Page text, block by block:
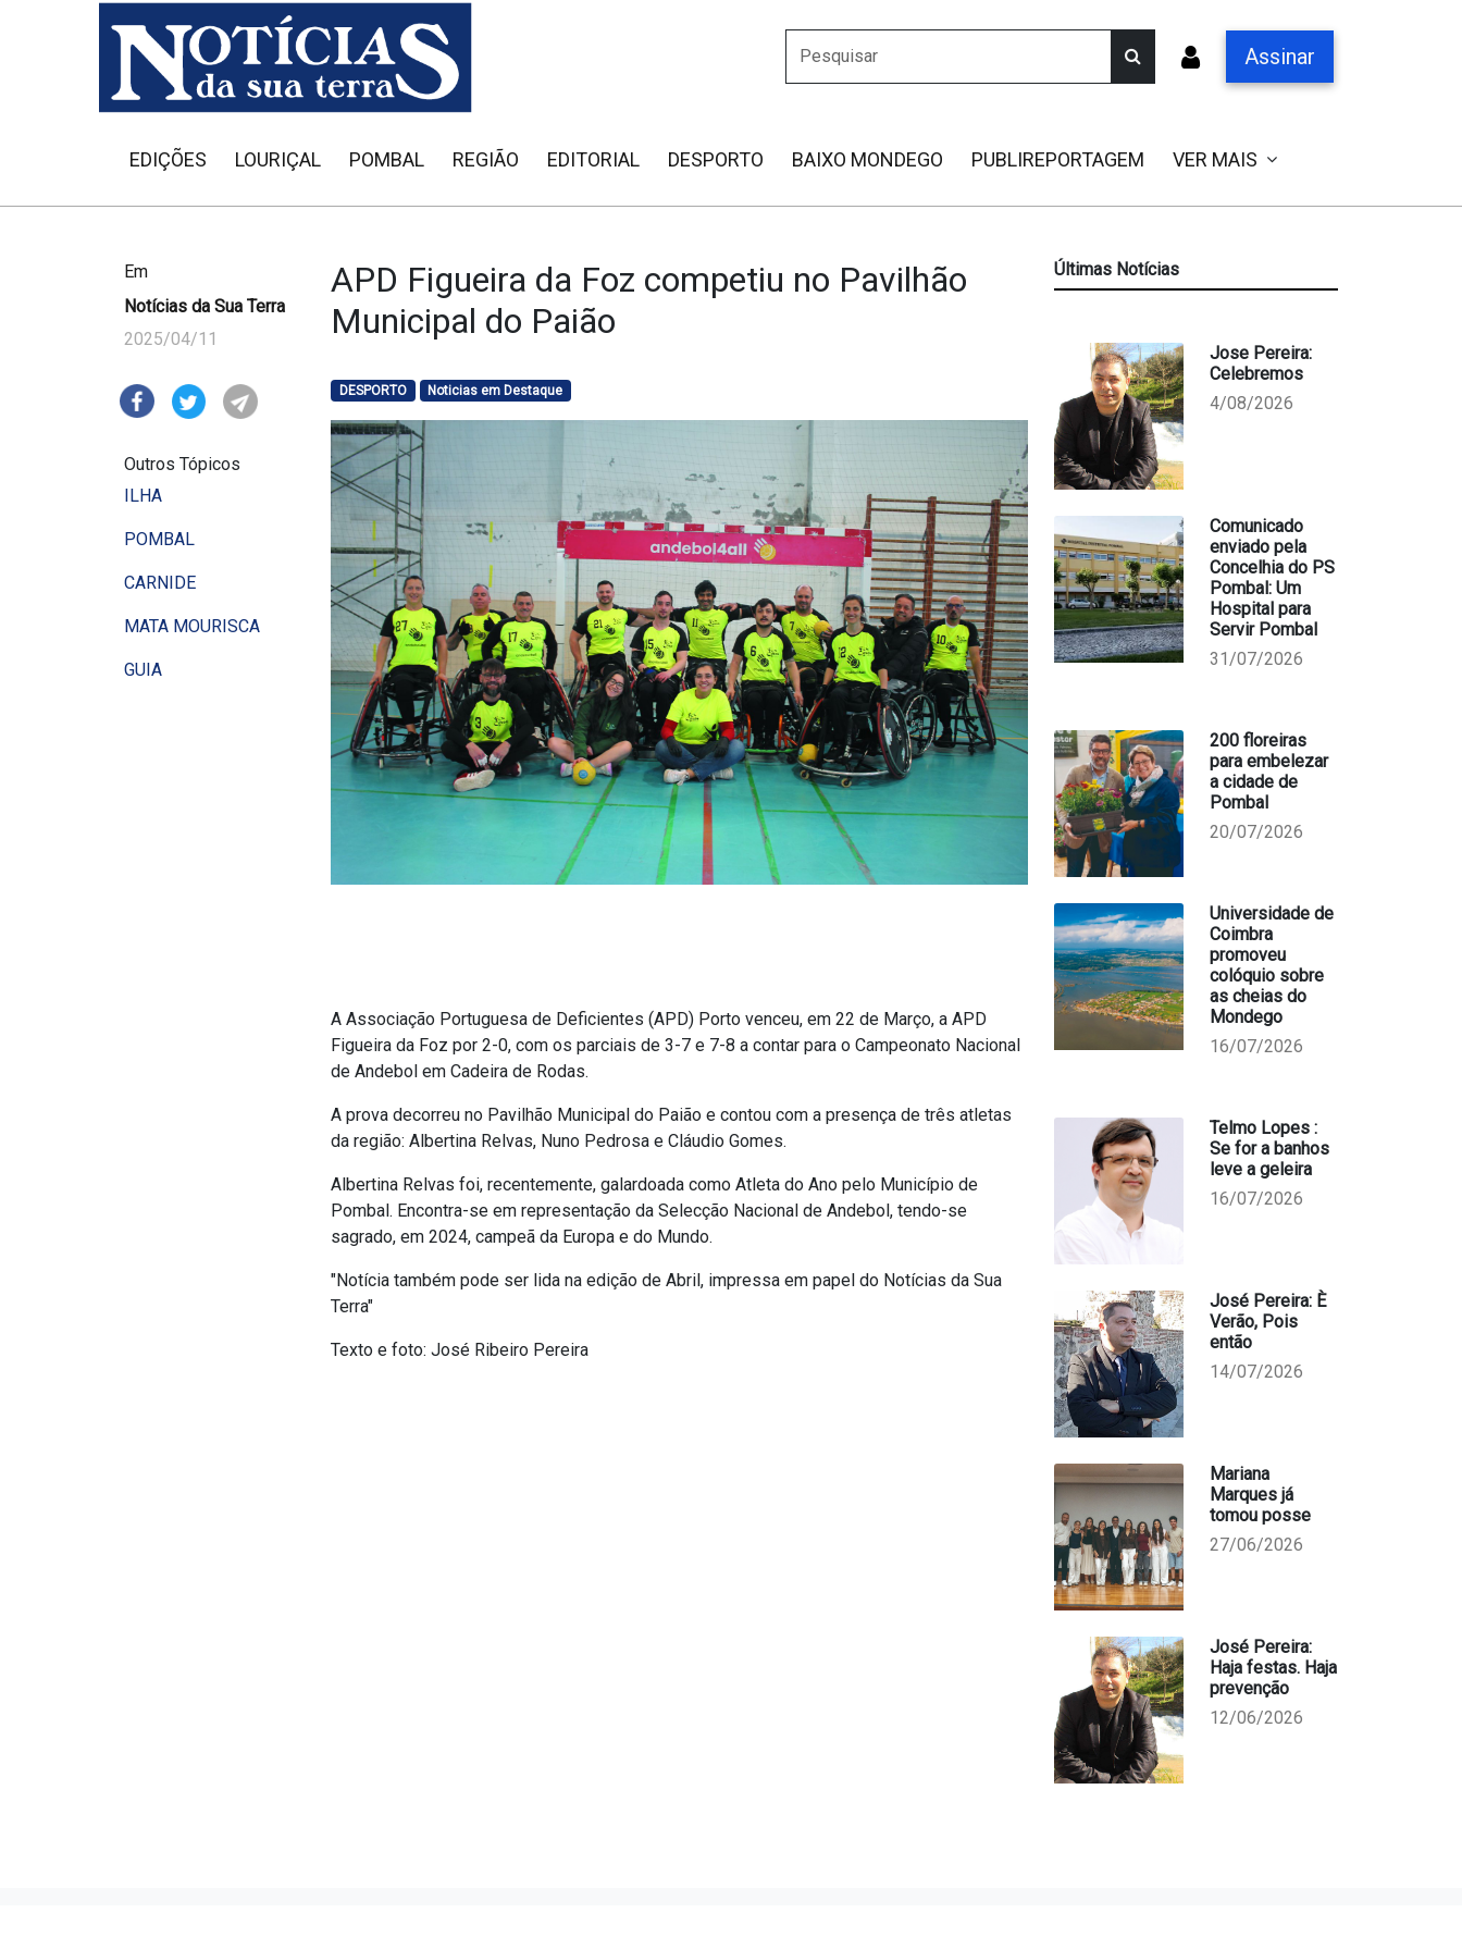
Assinar
EDIÇÕES LOURIÇAL POMBAL REGIÃO EDITORIAL DESPORTO BAIXO MONDEGO PUBLIREPORTAGEM VER MAIS
Em
Notícias da Sua Terra
2025/04/11
Outros Tópicos
ILHA
POMBAL
CARNIDE
MATA MOURISCA
GUIA
APD Figueira da Foz competiu no Pavilhão
Municipal do Paião
DESPORTO Noticias em Destaque
A Associação Portuguesa de Deficientes (APD) Porto venceu, em 22 de Março, a APD
Figueira da Foz por 2-0, com os parciais de 3-7 e 7-8 a contar para o Campeonato Nacional
de Andebol em Cadeira de Rodas.
A prova decorreu no Pavilhão Municipal do Paião e contou com a presença de três atletas
da região: Albertina Relvas, Nuno Pedrosa e Cláudio Gomes.
Albertina Relvas foi, recentemente, galardoada como Atleta do Ano pelo Município de
Pombal. Encontra-se em representação da Selecção Nacional de Andebol, tendo-se
sagrado, em 2024, campeã da Europa e do Mundo.
"Notícia também pode ser lida na edição de Abril, impressa em papel do Notícias da Sua
Terra"
Texto e foto: José Ribeiro Pereira
Últimas Notícias
Jose Pereira:
Celebremos
4/08/2026
Comunicado
enviado pela
Concelhia do PS
Pombal: Um
Hospital para
Servir Pombal
31/07/2026
200 floreiras
para embelezar
a cidade de
Pombal
20/07/2026
Universidade de
Coimbra
promoveu
colóquio sobre
as cheias do
Mondego
16/07/2026
Telmo Lopes :
Se for a banhos
leve a geleira
16/07/2026
José Pereira: È
Verão, Pois
então
14/07/2026
Mariana
Marques já
tomou posse
27/06/2026
José Pereira:
Haja festas. Haja
prevenção
12/06/2026